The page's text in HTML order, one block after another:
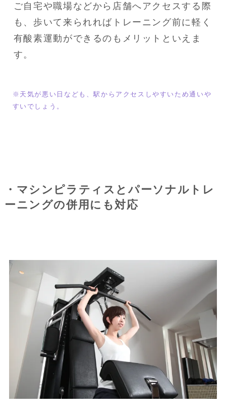
ご自宅や職場などから店舗へアクセスする際
も、歩いて来られればトレーニング前に軽く
有酸素運動ができるのもメリットといえま
す。
※天気が悪い日なども、駅からアクセスしやすいため通いや
すいでしょう。
・マシンピラティスとパーソナルトレ
ーニングの併用にも対応